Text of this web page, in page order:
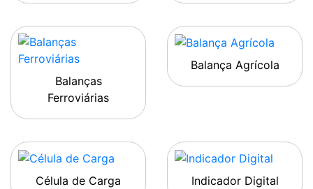
Balanças
Ferroviárias
Balança Agrícola
Célula de Carga Indicador Digital